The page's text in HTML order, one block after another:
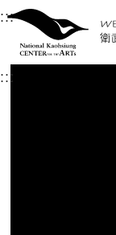
衛武營國家
中央內容區塊，為本
:::選單連結區塊
衛武營國
:::